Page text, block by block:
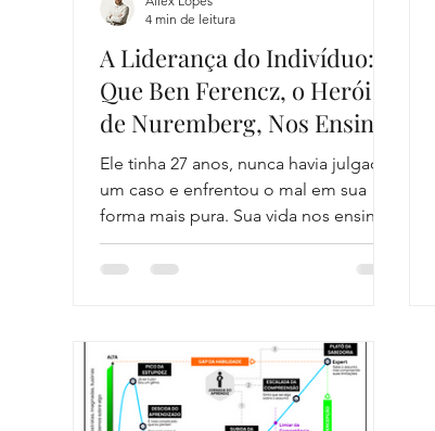
A Liderança do Indivíduo: O
Que Ben Ferencz, o Herói
de Nuremberg, Nos Ensina
Sobre o Verdadeiro
Tamanho do Seu Legado
Ele tinha 27 anos, nunca havia julgado
um caso e enfrentou o mal em sua
forma mais pura. Sua vida nos ensina
que a verdadeira prosperidade não se
mede em cifras, mas na coragem de
4 min de leitura